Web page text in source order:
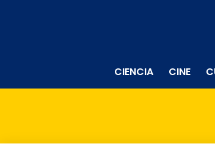
CIENCIA CINE